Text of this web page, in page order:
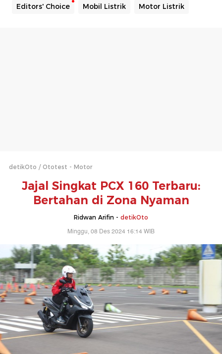
Editors' Choice Mobil Listrik Motor Listrik
detikOto Ototest - Motor
Jajal Singkat PCX 160 Terbaru:
Bertahan di Zona Nyaman
Ridwan Arifin - detikOto
Minggu, 08 Des 2024 16:14 WIB